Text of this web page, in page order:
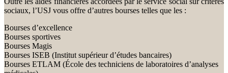
sociaux, l’USJ vous offre d’autres bourses telles que les :
Bourses d’excellence
Bourses sportives
Bourses Magis
Bourses ISEB (Institut supérieur d’études bancaires)
Bourses ETLAM (École des techniciens de laboratoires d’analyses